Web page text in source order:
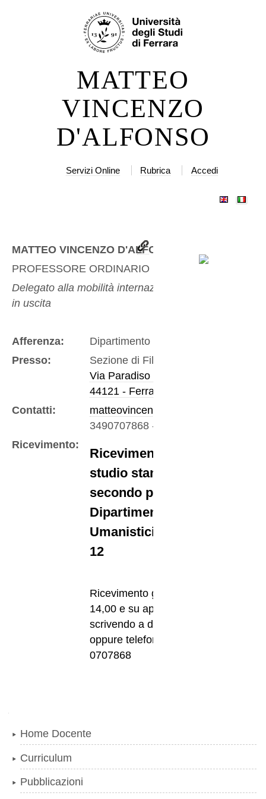
navigazione
MATTEO
VINCENZO
D'ALFONSO
Servizi Online Rubrica Accedi
MATTEO VINCENZO D'ALFONSO
PROFESSORE ORDINARIO
Delegato alla mobilità internazionale in entrata e
in uscita
Afferenza:
Dipartimento di Studi Umanistici
Presso:
Sezione di Filosofia
Via Paradiso 12
44121 - Ferrara
Contatti:
matteovincenzo.dalfonso@unife.it
3490707868 -
Ricevimento:
Ricevimento presso lo
studio stanza 319,
secondo piano,
Dipartimento di Studi
Umanistici, Via Paradiso,
12
Ricevimento giovedì h. 12,45-
14,00 e su appuntamento
scrivendo a dalfonso@unife.it
oppure telefonando al 349
0707868
Home Docente
Curriculum
Pubblicazioni